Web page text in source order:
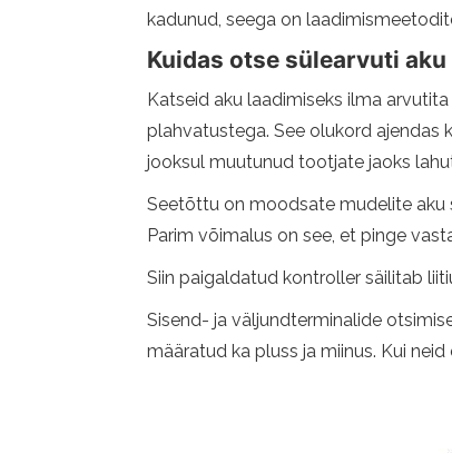
kadunud, seega on
Kuidas otse sülearvuti
Katseid aku laadimiseks ilma
plahvatustega. See olukord ajendas
jooksul muutunud tootjate jaoks
Seetõttu on moodsate mudelite aku
Parim võimalus on see, et pinge
Siin paigaldatud kontroller säilitab
Sisend- ja väljundterminalide
määratud ka pluss ja miinus. Kui